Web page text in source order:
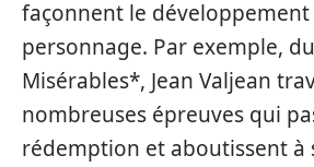
façonnent le développement
personnage. Par exemple,
Misérables*, Jean Valjean
nombreuses épreuves qui
rédemption et aboutissent à